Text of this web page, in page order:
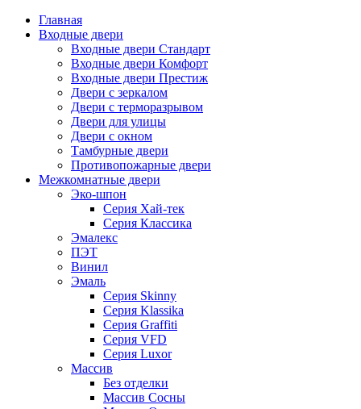
Главная
Входные двери
Входные двери Стандарт
Входные двери Комфорт
Входные двери Престиж
Двери с зеркалом
Двери с терморазрывом
Двери для улицы
Двери с окном
Тамбурные двери
Противопожарные двери
Межкомнатные двери
Эко-шпон
Серия Хай-тек
Серия Классика
Эмалекс
ПЭТ
Винил
Эмаль
Серия Skinny
Серия Klassika
Серия Graffiti
Серия VFD
Серия Luxor
Массив
Без отделки
Массив Сосны